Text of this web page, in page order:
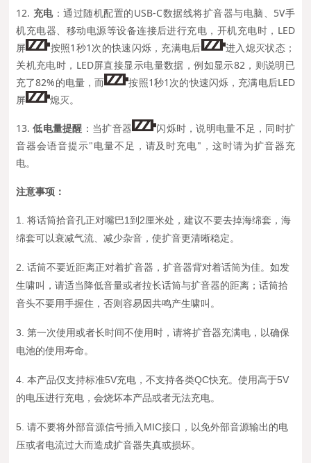
12. 充电：通过随机配置的USB-C数据线将扩音器与电脑、5V手
机充电器、移动电源等设备连接后进行充电，开机充电时，LED
屏
按照1秒1次的快速闪烁，充满电后
进入熄灭状态；
关机充电时，LED屏直接显示电量数据，例如显示82，则说明已
充了82%的电量，而
按照1秒1次的快速闪烁，充满电后LED
屏
熄灭。
13.低电量提醒 ： 当扩音器
闪烁时，说明电量不足，同时扩
音器会语音提示"电量不足，请及时充电"，这时请为扩音器充
电。
注意事项：
1. 将话筒拾音孔正对嘴巴1到2厘米处，建议不要去掉海绵套，海
绵套可以衰减气流、减少杂音，使扩音更清晰稳定。
2. 话筒不要近距离正对着扩音器，扩音器背对着话筒为佳。如发
生啸叫，请适当降低音量或者拉长话筒与扩音器的距离；话筒拾
音头不要用手握住，否则容易因共鸣产生啸叫。
3. 第一次使用或者长时间不使用时，请将扩音器充满电，以确保
电池的使用寿命。
4. 本产品仅支持标准5V充电，不支持各类QC快充。使用高于5V
的电压进行充电，会烧坏本产品或者无法充电。
5. 请不要将外部音源信号插入MIC接口，以免外部音源输出的电
压或者电流过大而造成扩音器失真或损坏。